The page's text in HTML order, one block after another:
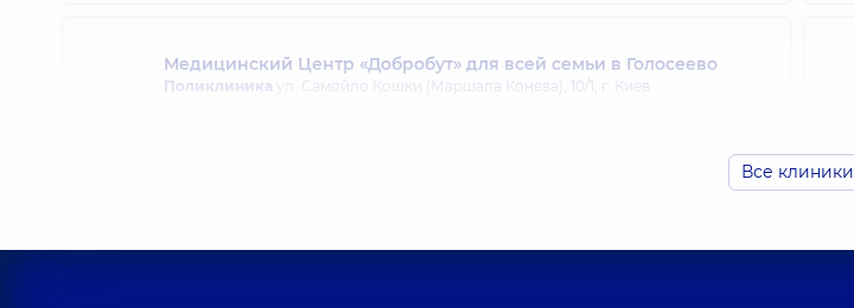
Медицинский Центр «Добробут» для всей семьи в Голосеево
Поликлиника ул. Самойло Кошки (Маршала Конева), 10/1, г. Киев
Медицинский Центр «Добробут» для всей семьи на СофиевскойВсе клиники